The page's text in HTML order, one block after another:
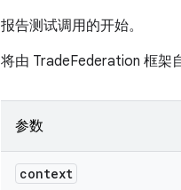
报告测试调用的开始。
将由 TradeFederation 框架
参数
context